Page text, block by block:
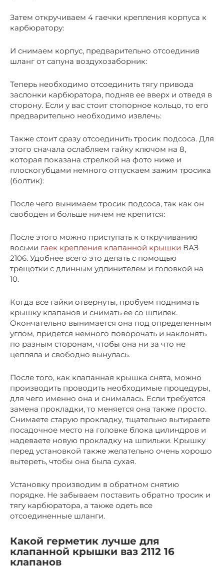
Затем откручиваем 4 гаечки крепления корпуса к
карбюратору:
И снимаем корпус, предварительно отсоединив
шланг от сапуна воздухозаборник:
Теперь необходимо отсоединить тягу привода
заслонки карбюратора, подняв ее вверх и отведя в
сторону. Если у вас стоит стопорное кольцо, то его
предварительно необходимо извлечь:
Также стоит сразу отсоединить тросик подсоса. Для
этого сначала ослабляем гайку ключом на 8,
которая показана стрелкой на фото ниже и
плоскогубцами немного отпускаем зажим тросика
(болтик):
После чего вынимаем тросик подсоса, так как он
свободен и больше ничем не крепится:
После этого можно приступать к откручиванию
восьми гаек крепления клапанной крышки ВАЗ
2106. Удобнее всего это делать с помощью
трещотки с длинным удлинителем и головкой на
10.
Когда все гайки отвернуты, пробуем поднимать
крышку клапанов и снимать ее со шпилек.
Окончательно вынимается она под определенным
углом, придется немного поворочать и наклонять
по разным сторонам, чтобы она ни за что не
цепляла и свободно вынулась.
После того, как клапанная крышка снята, можно
производить проводить необходимые процедуры,
для чего именно она и снималась. Если требуется
замена прокладки, то меняется она также просто.
Снимаете старую прокладку, тщательно вытираете
посадочное место на головке блока цилиндров и
надеваете новую прокладку на шпильки. Крышку
перед установкой также желательно очень хорошо
вытереть, чтобы она была сухая.
Установку производим в обратном снятию
порядке. Не забываем поставить обратно тросик и
тягу карбюратора, а также одеть все
отсоединенные шланги.
Какой герметик лучше для
клапанной крышки ваз 2112 16
клапанов